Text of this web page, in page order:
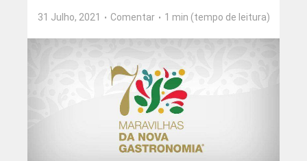
31 Julho, 2021 Comentar 1 min (tempo de leitura)